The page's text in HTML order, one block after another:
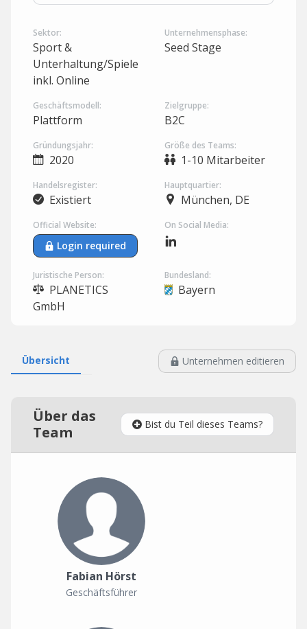
Sektor:
Sport &
Unterhaltung/Spiele
inkl. Online
Unternehmensphase:
Seed Stage
Geschäftsmodell:
Plattform
Zielgruppe:
B2C
Gründungsjahr:
2020
Größe des Teams:
1-10 Mitarbeiter
Handelsregister:
Existiert
Hauptquartier:
München, DE
Official Website:
Login required
On Social Media:
Juristische Person:
PLANETICS
GmbH
Bundesland:
Bayern
Übersicht Unternehmen editieren
Über das
Team
Bist du Teil dieses Teams?
Fabian Hörst
Geschäftsführer